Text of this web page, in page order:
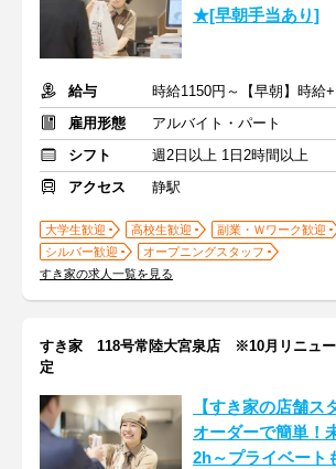
★[早朝手当あり]
給与
雇用形態
アルバイト・パート
シフト
週2日以上 1日2時間以上
アクセス
静駅
大学生歓迎 高校生歓迎
副業・Ｗワーク歓迎
シルバー歓迎
オープニングスタッフ
すき家の求人一覧を見る
すき家 118号常陸大宮泉店 ※10月リニュー
定
【すき家の店舗ス
オーダーで簡単！
2h～プライベー